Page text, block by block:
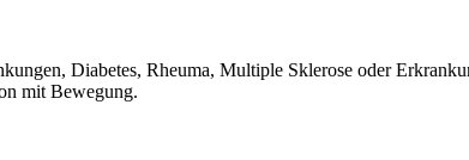
Diabetes, Rheuma, Multiple Sklerose oder
mit Bewegung.